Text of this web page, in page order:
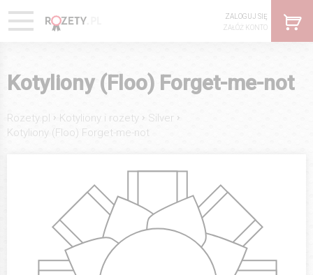
ZALOGUJ SIĘ
ZAŁÓŻ KONTO
Kotyliony (Floo) Forget-me-not
Rozety.pl › Kotyliony i rozety › Silver ›
Kotyliony (Floo) Forget-me-not